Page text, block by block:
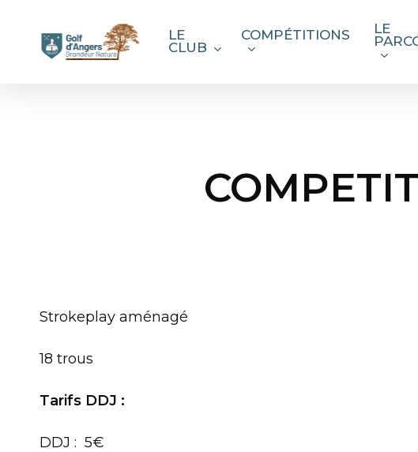
LE
CLUB
COMPÉTITIONS
LE
Strokeplay aménagé
18 trous
Tarifs DDJ :
DDJ : 5€